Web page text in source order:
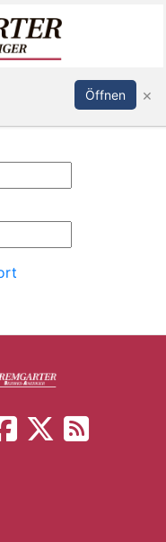
Anmelden
Öffnen ×